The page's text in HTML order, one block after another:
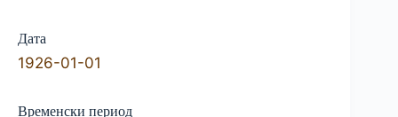
Дата
1926-01-01
Временски период